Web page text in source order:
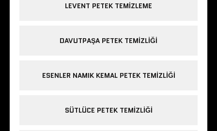
LEVENT PETEK TEMIZLEME
DAVUTPAŞA PETEK TEMIZLIĞI
ESENLER NAMIK KEMAL PETEK TEMIZLIĞI
SÜTLÜCE PETEK TEMIZLIĞI